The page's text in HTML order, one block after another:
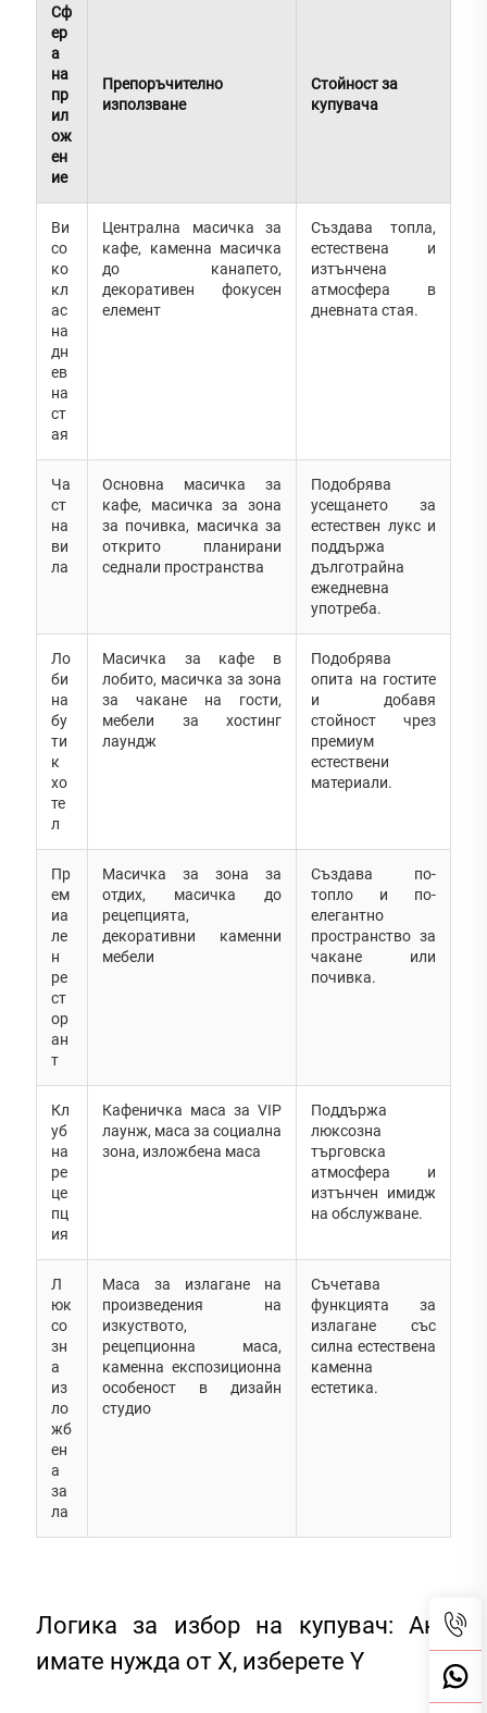
Сф
ер
а
на
пр
ил
ож
ен
ие
Препоръчително
използване
Стойност за
купувача
Ви
со
ко
кл
ас
на
дн
ев
на
ст
ая
Централна масичка за
кафе, каменна масичка
до канапето,
декоративен фокусен
елемент
Създава топла,
естествена и
изтънчена
атмосфера в
дневната стая.
Ча
ст
на
ви
ла
Основна масичка за
кафе, масичка за зона
за почивка, масичка за
открито планирани
седнали пространства
Подобрява
усещането за
естествен лукс и
поддържа
дълготрайна
ежедневна
употреба.
Ло
би
на
бу
ти
к
хо
те
л
Масичка за кафе в
лобито, масичка за зона
за чакане на гости,
мебели за хостинг
лаундж
Подобрява
опита на гостите
и добавя
стойност чрез
премиум
естествени
материали.
Пр
ем
иа
ле
н
ре
ст
ор
ан
т
Масичка за зона за
отдих, масичка до
рецепцията,
декоративни каменни
мебели
Създава по-
топло и по-
елегантно
пространство за
чакане или
почивка.
Кл
уб
на
ре
це
пц
ия
Кафеничка маса за VIP
лаунж, маса за социална
зона, изложбена маса
Поддържа
люксозна
търговска
атмосфера и
изтънчен имидж
на обслужване.
Л
юк
со
зн
а
из
ло
жб
ен
а
за
ла
Маса за излагане на
произведения на
изкуството,
рецепционна маса,
каменна експозиционна
особеност в дизайн
студио
Съчетава
функцията за
излагане със
силна естествена
каменна
естетика.
Логика за избор на купувач: Ако
имате нужда от X, изберете Y